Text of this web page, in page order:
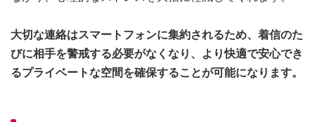
大切な連絡はスマートフォンに集約されるため、着信のた
びに相手を警戒する必要がなくなり、より快適で安心でき
るプライベートな空間を確保することが可能になります。